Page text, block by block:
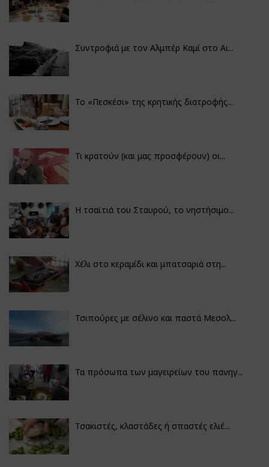
Συντροφιά με τον Αλμπέρ Καμί στο Αι...
Το «Πεσκέσι» της κρητικής διατροφής...
Τι κρατούν (και μας προσφέρουν) οι...
Η τσαϊτιά του Σταυρού, το νηστήσιμο...
Χέλι στο κεραμίδι και μπατσαριά στη...
Τσιπούρες με σέλινο και παστά Μεσολ...
Τα πρόσωπα των μαγειρείων του πανηγ...
Τσακιστές, κλαστάδες ή σπαστές ελιέ...